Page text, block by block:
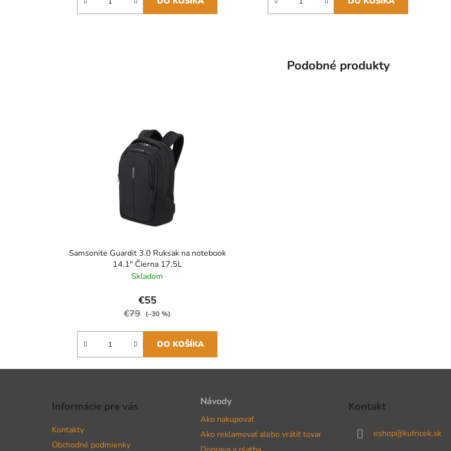
Podobné produkty
Samsonite Guardit 3.0 Ruksak na notebook
14.1" Čierna 17,5L
Skladom
€55
€79 (–30 %)
DO KOŠÍKA
Informácie pre vás
Kontakty
Obchodné podmienky
Návody
Ako nakupovať
Ako reklamovať alebo vrátiť tovar
Kontakt
eshop@kufricek.sk